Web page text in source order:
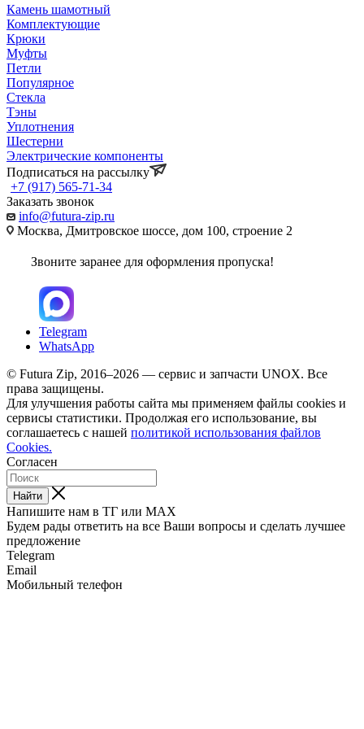
Камень шамотный
Комплектующие
Крюки
Муфты
Петли
Популярное
Стекла
Тэны
Уплотнения
Шестерни
Электрические компоненты
Подписаться на рассылку
+7 (917) 565-71-34
Заказать звонок
info@futura-zip.ru
Москва, Дмитровское шоссе, дом 100, строение 2
Звоните заранее для оформления пропуска!
Telegram
WhatsApp
© Futura Zip, 2016–2026 — сервис и запчасти UNOX. Все
права защищены.
Для улучшения работы сайта мы применяем файлы cookies и
сервисы статистики. Продолжая его использование, вы
соглашаетесь с нашей политикой использования файлов
Cookies.
Согласен
Найти
Напишите нам в ТГ или MAX
Будем рады ответить на все Ваши вопросы и сделать лучшее
предложение
Telegram
Email
Мобильный телефон